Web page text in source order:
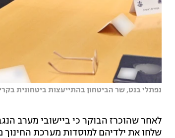
נפתלי בנט, שר הביטחון בהתייעצות ביטחונית
שלחו את ילדיהם למוסדות מערכת החינוך